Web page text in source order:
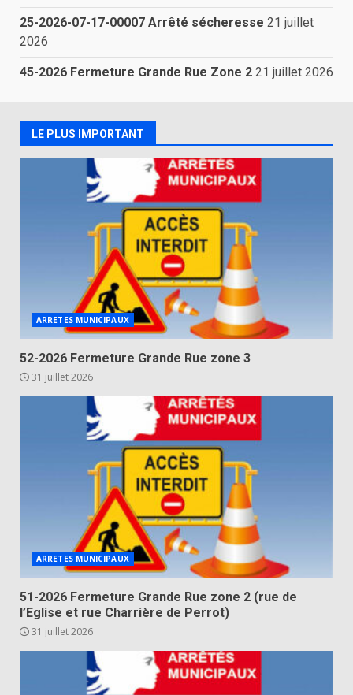
25-2026-07-17-00007 Arrêté sécheresse 21 juillet
2026
45-2026 Fermeture Grande Rue Zone 2 21 juillet 2026
LE PLUS IMPORTANT
ARRETES MUNICIPAUX
52-2026 Fermeture Grande Rue zone 3
31 juillet 2026
ARRETES MUNICIPAUX
51-2026 Fermeture Grande Rue zone 2 (rue de
l’Eglise et rue Charrière de Perrot)
31 juillet 2026